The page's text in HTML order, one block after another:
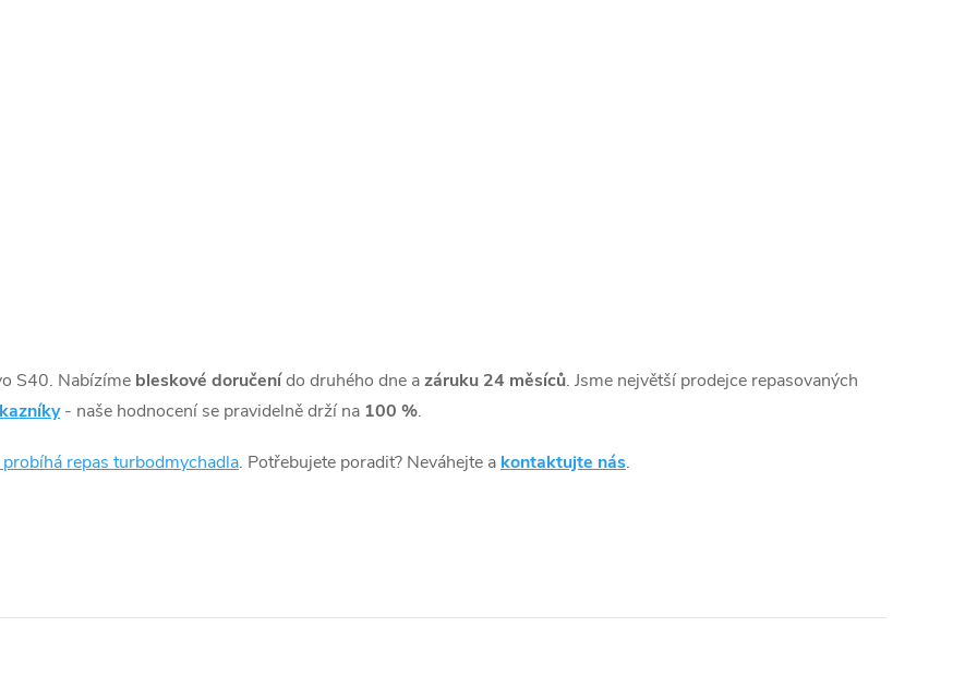
S40. Nabízíme bleskové doručenído druhého dne azáruku 24 měsíců. Jsme největší prodejce repasovaných
- naše hodnocení se pravidelně drží na 100 %.
probíhá repas turbodmychadla. Potřebujete poradit? Neváhejte a kontaktujte nás.